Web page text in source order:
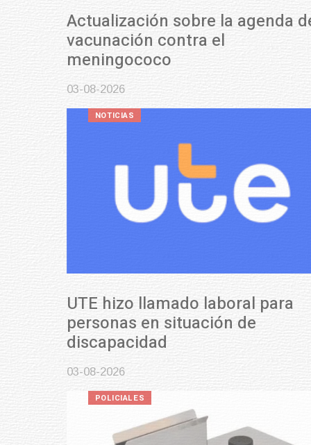
Actualización sobre la agenda de
vacunación contra el
meningococo
03-08-2026
UTE hizo llamado laboral para
personas en situación de
discapacidad
03-08-2026
POLICIALES